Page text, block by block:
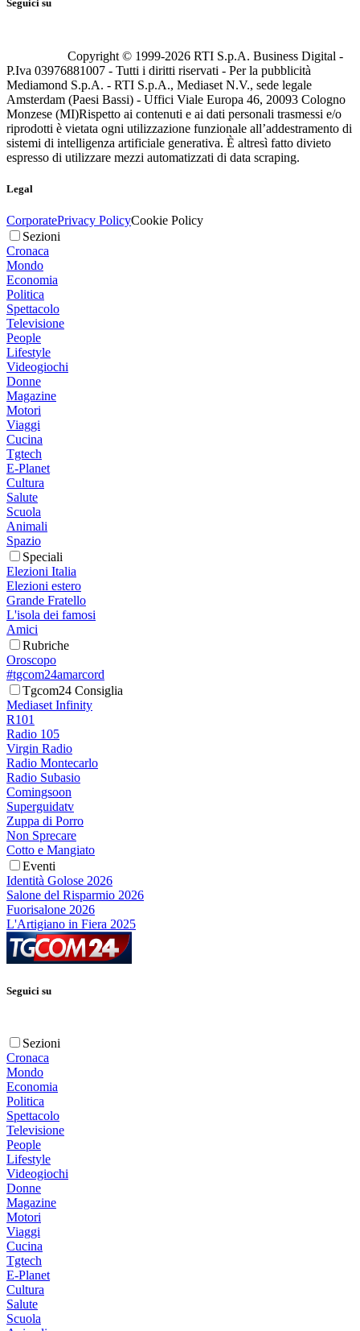
Seguici su
Copyright © 1999-2026 RTI S.p.A. Business Digital -
P.Iva 03976881007 - Tutti i diritti riservati - Per la pubblicità
Mediamond S.p.A. - RTI S.p.A., Mediaset N.V., sede legale
Amsterdam (Paesi Bassi) - Uffici Viale Europa 46, 20093 Cologno
Monzese (MI)Rispetto ai contenuti e ai dati personali trasmessi e/o
riprodotti è vietata ogni utilizzazione funzionale all’addestramento di
sistemi di intelligenza artificiale generativa. È altresì fatto divieto
espresso di utilizzare mezzi automatizzati di data scraping.
Legal
CorporatePrivacy PolicyCookie Policy
Sezioni
Cronaca
Mondo
Economia
Politica
Spettacolo
Televisione
People
Lifestyle
Videogiochi
Donne
Magazine
Motori
Viaggi
Cucina
Tgtech
E-Planet
Cultura
Salute
Scuola
Animali
Spazio
Speciali
Elezioni Italia
Elezioni estero
Grande Fratello
L'isola dei famosi
Amici
Rubriche
Oroscopo
#tgcom24amarcord
Tgcom24 Consiglia
Mediaset Infinity
R101
Radio 105
Virgin Radio
Radio Montecarlo
Radio Subasio
Comingsoon
Superguidatv
Zuppa di Porro
Non Sprecare
Cotto e Mangiato
Eventi
Identità Golose 2026
Salone del Risparmio 2026
Fuorisalone 2026
L'Artigiano in Fiera 2025
Seguici su
Sezioni
Cronaca
Mondo
Economia
Politica
Spettacolo
Televisione
People
Lifestyle
Videogiochi
Donne
Magazine
Motori
Viaggi
Cucina
Tgtech
E-Planet
Cultura
Salute
Scuola